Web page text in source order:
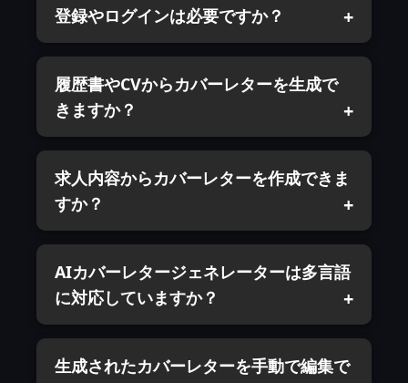
登録やログインは必要ですか？
履歴書やCVからカバーレターを生成で
きますか？
求人内容からカバーレターを作成できま
すか？
AIカバーレタージェネレーターは多言語
に対応していますか？
生成されたカバーレターを手動で編集で